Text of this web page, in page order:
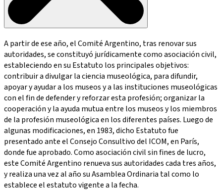
A partir de ese año, el Comité Argentino, tras renovar sus
autoridades, se constituyó jurídicamente como asociación civil,
estableciendo en su Estatuto los principales objetivos:
contribuir a divulgar la ciencia museológica, para difundir,
apoyar y ayudar a los museos y a las instituciones museológicas
con el fin de defender y reforzar esta profesión; organizar la
cooperación y la ayuda mutua entre los museos y los miembros
de la profesión museológica en los diferentes países. Luego de
algunas modificaciones, en 1983, dicho Estatuto fue
presentado ante el Consejo Consultivo del ICOM, en París,
donde fue aprobado. Como asociación civil sin fines de lucro,
este Comité Argentino renueva sus autoridades cada tres años,
y realiza una vez al año su Asamblea Ordinaria tal como lo
establece el estatuto vigente a la fecha.